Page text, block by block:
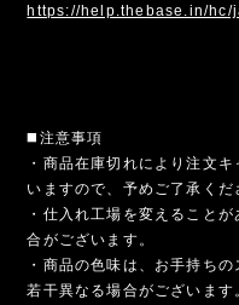
https://help.thebase.in/hc/
◼️注意事項
・商品在庫切れにより注文
いますので、予めご了承くだ
・仕入れ工場を変えること
合がございます。
・商品の色味は、お手持ち
若干異なる場合がございます